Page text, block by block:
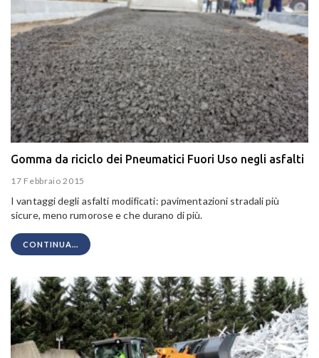
Gomma da riciclo dei Pneumatici Fuori Uso negli asfalti
17 Febbraio 2015
I vantaggi degli asfalti modificati: pavimentazioni stradali più
sicure, meno rumorose e che durano di più.
CONTINUA...